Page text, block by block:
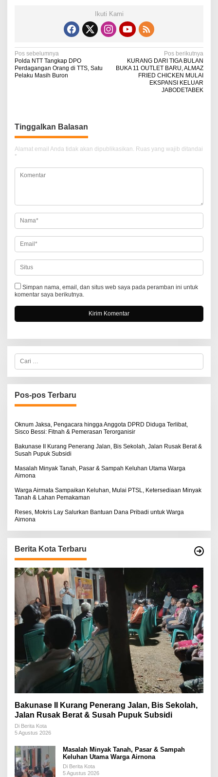
Ikuti Kami
N
a
a
s
i
p
o
Pos sebelumnya
Polda NTT Tangkap DPO
Perdagangan Orang di TTS, Satu
Pelaku Masih Buron
Pos berikutnya
KURANG DARI TIGA BULAN
BUKA 11 OUTLET BARU, ALMAZ
FRIED CHICKEN MULAI
EKSPANSI KELUAR
JABODETABEK
Tinggalkan Balasan
Alamat email Anda tidak akan dipublikasikan. Ruas yang wajib ditandai
*
Simpan nama, email, dan situs web saya pada peramban ini untuk
komentar saya berikutnya.
C
r
i
u
n
u
:
Pos-pos Terbaru
Oknum Jaksa, Pengacara hingga Anggota DPRD Diduga Terlibat,
Sisco Bessi: Fitnah & Pemerasan Terorganisir
Bakunase II Kurang Penerang Jalan, Bis Sekolah, Jalan Rusak Berat &
Susah Pupuk Subsidi
Masalah Minyak Tanah, Pasar & Sampah Keluhan Utama Warga
Airnona
Warga Airmata Sampaikan Keluhan, Mulai PTSL, Ketersediaan Minyak
Tanah & Lahan Pemakaman
Reses, Mokris Lay Salurkan Bantuan Dana Pribadi untuk Warga
Airnona
Berita Kota Terbaru
Bakunase II Kurang Penerang Jalan, Bis Sekolah,
Jalan Rusak Berat & Susah Pupuk Subsidi
Di Berita Kota
5 Agustus 2026
Masalah Minyak Tanah, Pasar & Sampah
Keluhan Utama Warga Airnona
Di Berita Kota
5 Agustus 2026